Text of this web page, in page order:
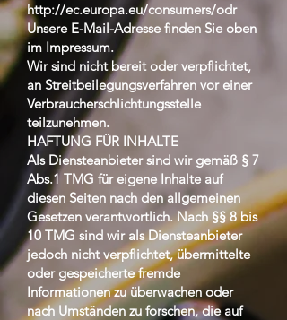
http://ec.europa.eu/consumers/odr
Unsere E-Mail-Adresse finden Sie oben
im Impressum.
Wir sind nicht bereit oder verpflichtet,
an Streitbeilegungsverfahren vor einer
Verbraucherschlichtungsstelle
teilzunehmen.
HAFTUNG FÜR INHALTE
Als Diensteanbieter sind wir gemäß § 7
Abs.1 TMG für eigene Inhalte auf
diesen Seiten nach den allgemeinen
Gesetzen verantwortlich. Nach §§ 8 bis
10 TMG sind wir als Diensteanbieter
jedoch nicht verpflichtet, übermittelte
oder gespeicherte fremde
Informationen zu überwachen oder
nach Umständen zu forschen, die auf